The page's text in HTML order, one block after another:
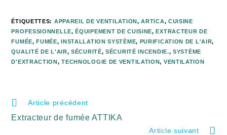
ÉTIQUETTES: APPAREIL DE VENTILATION, ARTICA, CUISINE
PROFESSIONNELLE, ÉQUIPEMENT DE CUISINE, EXTRACTEUR DE
FUMÉE, FUMÉE, INSTALLATION SYSTÈME, PURIFICATION DE L'AIR,
QUALITÉ DE L'AIR, SÉCURITÉ, SÉCURITÉ INCENDIE., SYSTÈME
D'EXTRACTION, TECHNOLOGIE DE VENTILATION, VENTILATION
Article précédent
Extracteur de fumée ATTIKA
Article suivant